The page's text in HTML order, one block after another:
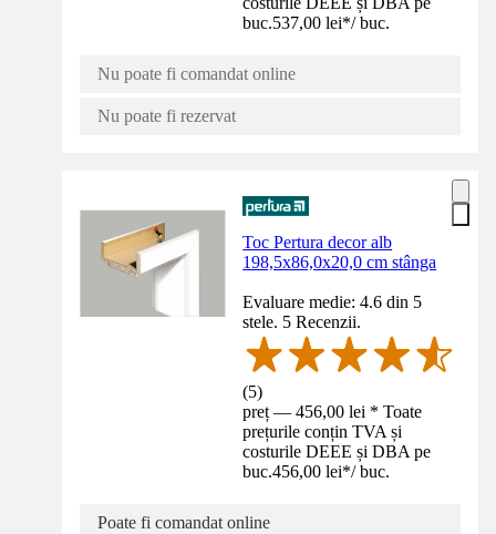
buc.537,00 lei*/ buc.
Nu poate fi comandat online
Nu poate fi rezervat
Toc Pertura decor alb
198,5x86,0x20,0 cm stânga
Evaluare medie: 4.6 din 5
stele. 5 Recenzii.
(5)
preț — 456,00 lei * Toate
prețurile conțin TVA și
costurile DEEE și DBA pe
buc.456,00 lei*/ buc.
Poate fi comandat online